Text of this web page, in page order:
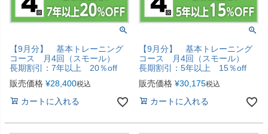
【9月分】 基本トレーニング
コース 月4回（スモール）
長期割引：7年以上 20％off
販売価格 ¥28,400税込
カートに入れる
【9月分】 基本トレーニング
コース 月4回（スモール）
長期割引：5年以上 15％off
販売価格 ¥30,175税込
カートに入れる